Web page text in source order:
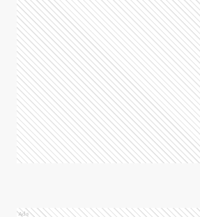
Ads